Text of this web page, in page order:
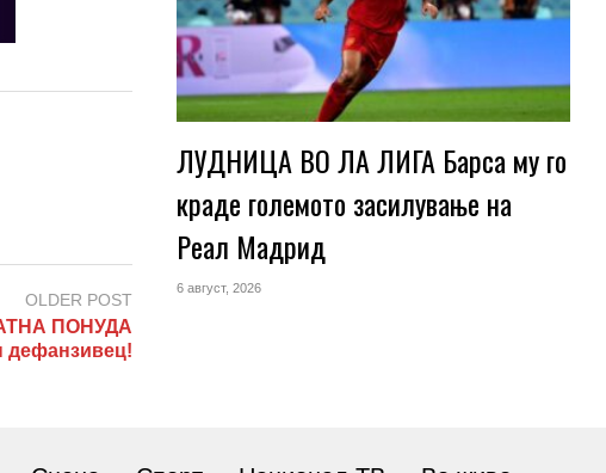
OLDER POST
ПОНУДА
дефанзивец!
ЛУДНИЦА ВО ЛА ЛИГА Барса му го
краде големото засилување на
Реал Мадрид
6 август, 2026